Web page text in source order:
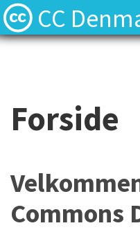
CC
Forside
Commons